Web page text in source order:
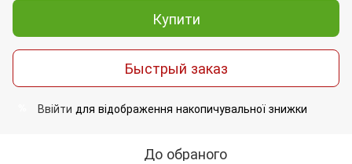
Купити
Быстрый заказ
Ввійти для відображення накопичувальної знижки
До обраного